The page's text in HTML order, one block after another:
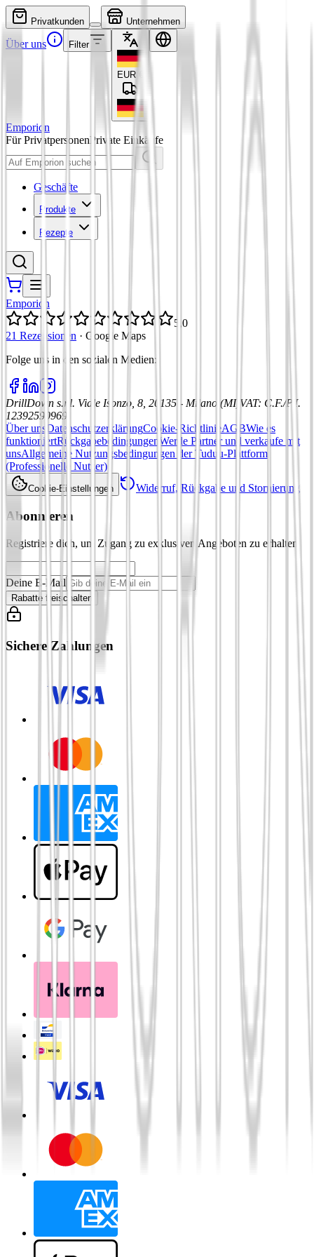
Privatkunden Unternehmen
Über uns Filter
EUR
Emporion
Für PrivatpersonenPrivate Einkäufe
Geschäfte
Produkte
Rezepte
Emporion
5,0
21 Rezensionen · Google Maps
Folge uns in den sozialen Medien:
DrillDown s.r.l. Viale Isonzo, 8, 20135 - Milano (MI) VAT: C.F./P.I.
12392590969
Über uns DatenschutzerklärungCookie-RichtlinieAGBWie es
funktioniertRückgabebedingungen Werde Partner und verkaufe mit
unsAllgemeine Nutzungsbedingungen der Tuduu-Plattform
(Professionelle Nutzer)
Cookie-Einstellungen Widerruf, Rückgabe und Stornierung
Abonnieren
Registriere dich, um Zugang zu exklusiven Angeboten zu erhalten
Deine E-Mail
Rabatte freischalten
Sichere Zahlungen